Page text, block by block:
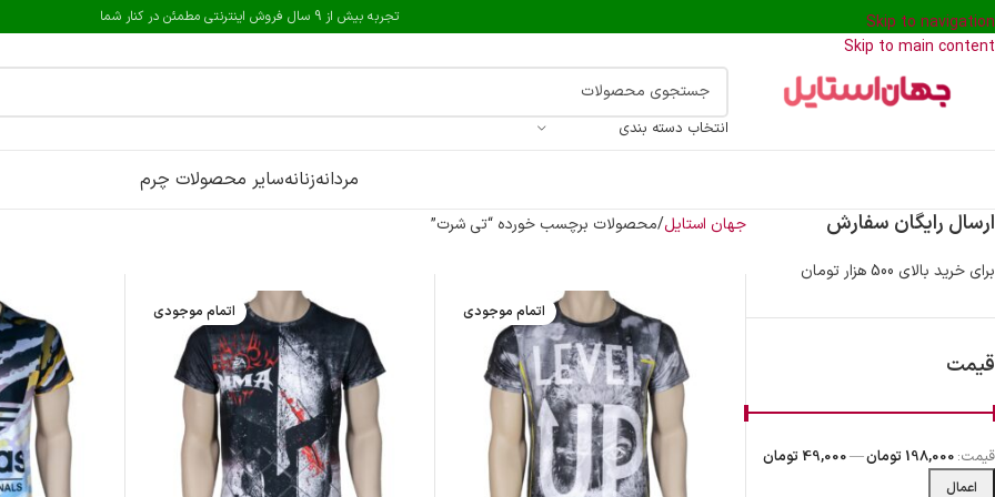
Skip to navigation
Skip to main content
تجربه بیش از 9 سال فروش اینترنتی مطمئن در کنار شما
انتخاب دسته بندی
مردانهزنانهسایر محصولات چرم
ارسال رایگان سفارش
برای خرید بالای 500 هزار تومان
قیمت
اعمال
قیمت: 198,000 تومان —49,000 تومان
جهان استایل محصولات برچسب خورده “تی شرت”
اتمام موجودی اتمام موجودی